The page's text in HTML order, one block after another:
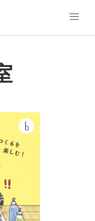
ACCESS